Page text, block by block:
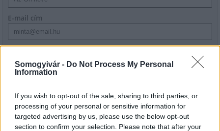
Somogyivár - Do Not Process My Personal
Information
If you wish to opt-out of the sale, sharing to third parties, or
processing of your personal or sensitive information for
targeted advertising by us, please use the below opt-out
section to confirm your selection. Please note that after your
E-mail cím
szabályzatot!
LEGFRISSEBB